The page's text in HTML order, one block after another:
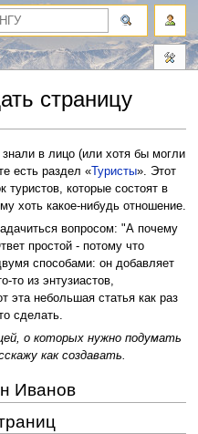
страницу
в лицо (или хотя бы могли
есть раздел «Туристы». Этот
туристов, которые состоят в
хоть какое-нибудь отношение.
вопросом: "А почему
простой - потому что
способами: он добавляет
то из энтузиастов,
эта небольшая статья как раз
сделать.
о которых нужно подумать
как создавать.
Иванов